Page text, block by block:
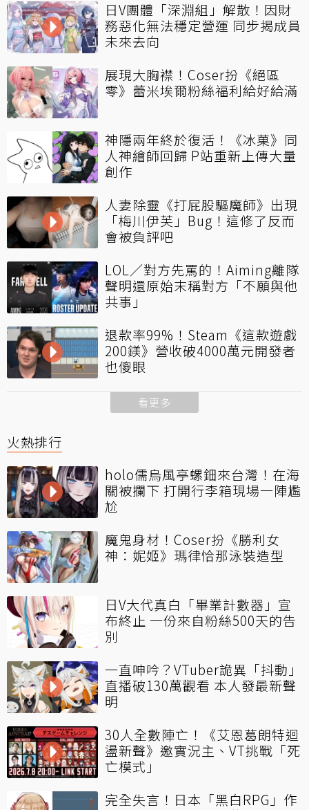
日V團體「深淵組」解散！因財
務惡化無法穩定營運 同步揭成員
未來去向
展現大胸襟！Coser扮《絕區
零》蕾米埃爾粉絲福利給好給滿
神隱兩年終於復活！《冰菓》同
人神繪師回歸 P站重新上傳大量
創作
人妻除靈《打屁股驅魔師》出現
「梅川伊芙」Bug！這修了反而
會被負評吧
LOL／對方先罵的！Aiming離隊
聲明還原始末稱對方「不願與他
共事」
退款率99%！Steam《這款遊戲
200鎂》營收破4000萬元開發者
也傻眼
看更多
火熱排行
holo儒烏風亭螺鈿來台灣！在海
關被攔下 打開行李箱現場一陣尷
尬
魔鬼身材！Coser扮《勝利女
神：妮姬》瑪律恰那泳裝造型
日V大代真白「畢業計數器」宣
布終止 一份來自粉絲500天的告
別
一直呻吟？VTuber詭異「抖動」
直播破130萬觀看 本人發最新聲
明
30人全數陣亡！《艾恩葛朗特迴
盪新聲》邀實況主、VT挑戰「死
亡模式」
完全失言！日本「黑白RPG」作